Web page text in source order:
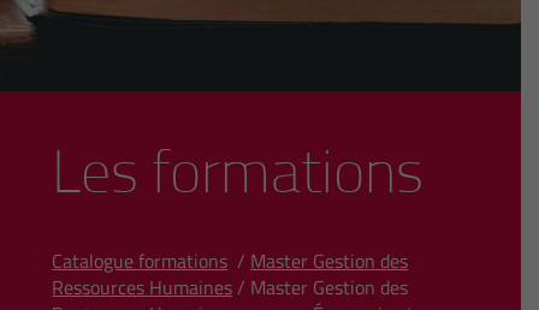
Les formations
Catalogue formations / Master Gestion des
Ressources Humaines/ Master Gestion des